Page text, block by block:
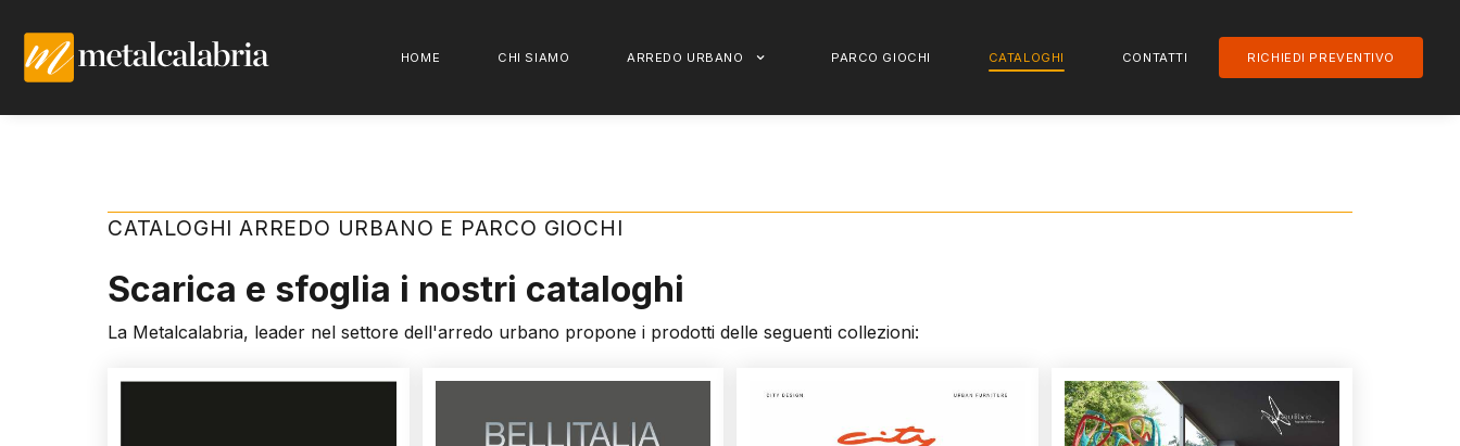
HOME CHI SIAMO ARREDO URBANO PARCO GIOCHI CATALOGHI CONTATTI RICHIEDI PREVENTIVO
CATALOGHI ARREDO URBANO E PARCO GIOCHI
Scarica e sfoglia i nostri cataloghi
La Metalcalabria, leader nel settore dell'arredo urbano propone i prodotti delle seguenti collezioni: